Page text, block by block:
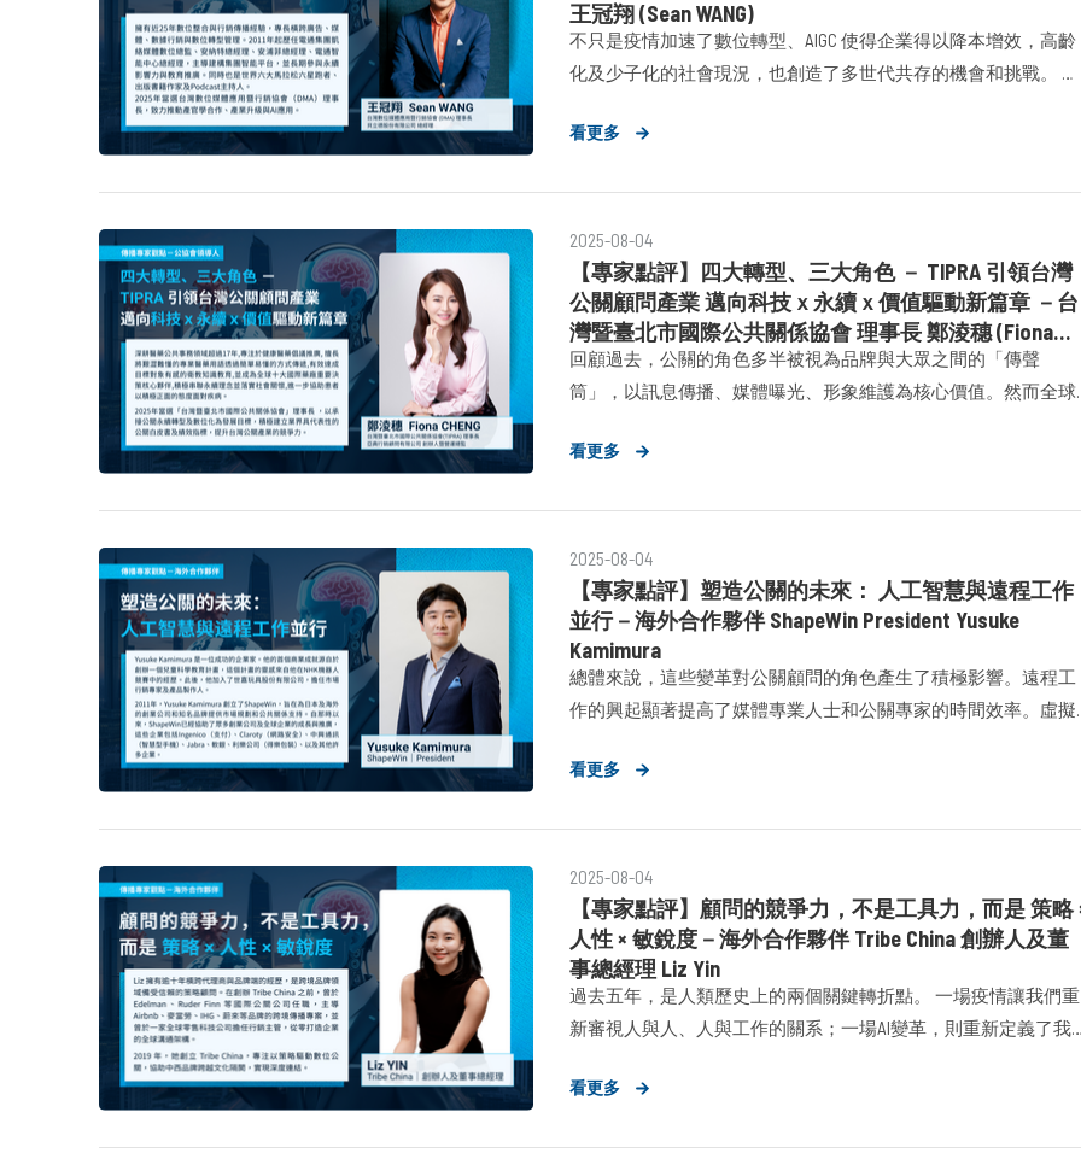
王冠翔 (Sean WANG)
不只是疫情加速了數位轉型、AIGC 使得企業得以降本增效，高齡
化及少子化的社會現況，也創造了多世代共存的機會和挑戰。 在
們看見行銷傳播產業正面臨一場涵蓋技術、世代與倫理的「複合
看更多
2025-08-04
【專家點評】四大轉型、三大角色 － TIPRA 引領台灣
公關顧問產業 邁向科技ｘ永續ｘ價值驅動新篇章 －台
灣暨臺北市國際公共關係協會 理事長 鄭淩穗 (Fiona
CHENG)
回顧過去，公關的角色多半被視為品牌與大眾之間的「傳聲
筒」，以訊息傳播、媒體曝光、形象維護為核心價值。然而全球
牌的標準不再只是知名度或聲量，更取決於品牌是否「值得信
部溝通與韌性文化的建設。
看更多
2025-08-04
【專家點評】塑造公關的未來： 人工智慧與遠程工作
並行－海外合作夥伴 ShapeWin President Yusuke
Kamimura
總體來說，這些變革對公關顧問的角色產生了積極影響。遠程工
作的興起顯著提高了媒體專業人士和公關專家的時間效率。虛擬
次，數位溝通方式，如視訊通話和電子郵件提案，創造了可以輕
看更多
2025-08-04
【專家點評】顧問的競爭力，不是工具力，而是 策略
人性 × 敏銳度－海外合作夥伴 Tribe China 創辦人及董
事總經理 Liz Yin​
過去五年，是⼈類歷史上的兩個關鍵轉折點。 ⼀場疫情讓我們重
新審視⼈與⼈、⼈與⼯作的關系；⼀場AI變⾰，則重新定義了我
對我個⼈⽽⾔，從傳統公關⾛到今天帶領⼀家策略驅 動的公關傳
看更多